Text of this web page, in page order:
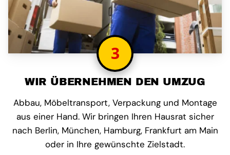
3
WIR ÜBERNEHMEN DEN UMZUG
Abbau, Möbeltransport, Verpackung und Montage
aus einer Hand. Wir bringen Ihren Hausrat sicher
nach Berlin, München, Hamburg, Frankfurt am Main
oder in Ihre gewünschte Zielstadt.